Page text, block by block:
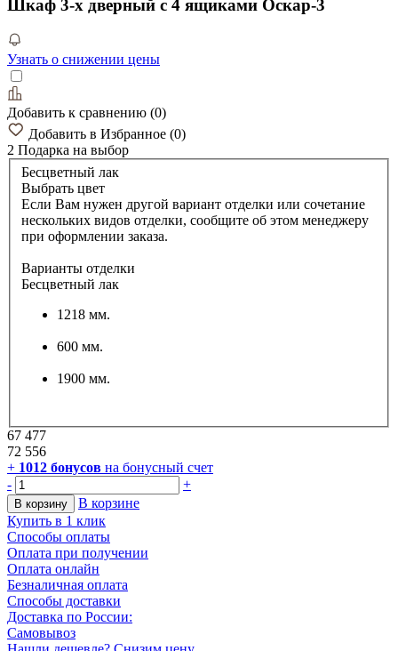
Предметы интерьера
Главная
Каталог
Шкафы
Шкафы для одежды
Шкаф 3-х дверный с 4 ящиками Оскар-3
Рассрочка
Шкаф 3-х дверный с 4 ящиками Оскар-3
Узнать о снижении цены